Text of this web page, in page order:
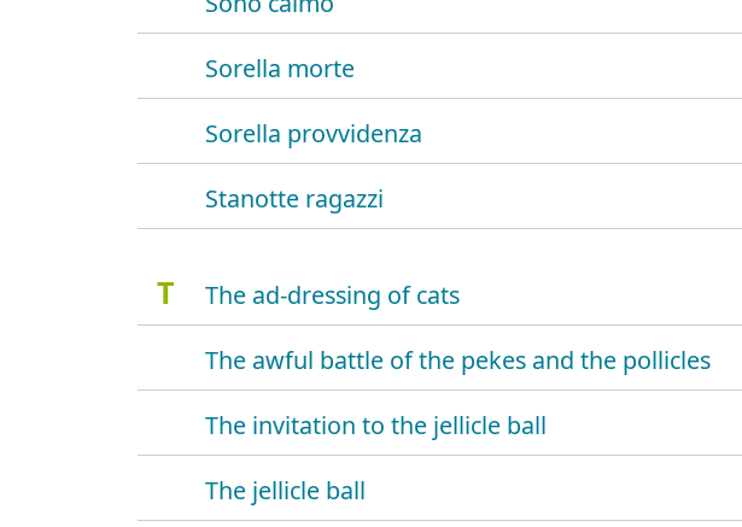
Sorella morte
Sorella provvidenza
Stanotte ragazzi
T
The ad-dressing of cats
The awful battle of the pekes and the pollicles
The invitation to the jellicle ball
The jellicle ball